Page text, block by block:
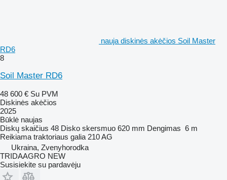
nauja diskinės akėčios Soil Master
RD6
8
Soil Master RD6
48 600 € Su PVM
Diskinės akėčios
2025
Būklė naujas
Diskų skaičius 48 Disko skersmuo 620 mm Dengimas 6 m
Reikiama traktoriaus galia 210 AG
Ukraina, Zvenyhorodka
TRIDAAGRO NEW
Susisiekite su pardavėju